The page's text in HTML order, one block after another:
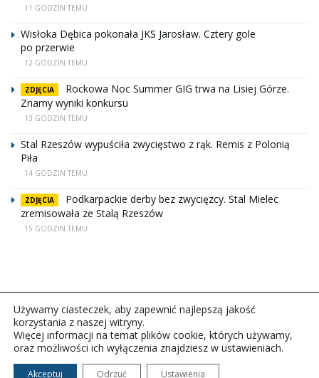
11 GODZIN TEMU
Wisłoka Dębica pokonała JKS Jarosław. Cztery gole
po przerwie
12 GODZIN TEMU
ZDJĘCIA
Rockowa Noc Summer GIG trwa na Lisiej Górze.
Znamy wyniki konkursu
13 GODZIN TEMU
Stal Rzeszów wypuściła zwycięstwo z rąk. Remis z Polonią
Piła
14 GODZIN TEMU
ZDJĘCIA
Podkarpackie derby bez zwycięzcy. Stal Mielec
zremisowała ze Stalą Rzeszów
15 GODZIN TEMU
Copyright © 2026Polskie Radio Rzeszów S.A. w likwidacj.
Wszelkie prawa zastrzeżone.
Używamy ciasteczek, aby zapewnić najlepszą jakość
korzystania z naszej witryny.
Więcej informacji na temat plików cookie, których używamy,
oraz możliwości ich wyłączenia znajdziesz w ustawieniach.
Akceptuj Odrzuć Ustawienia